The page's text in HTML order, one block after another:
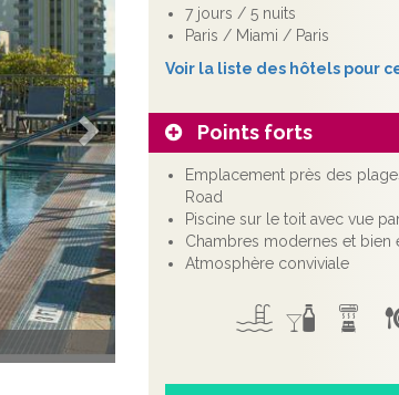
7 jours / 5 nuits
Paris / Miami / Paris
Voir la liste des hôtels pour
Points forts
Emplacement près des
Road
Piscine sur le toit avec vue
Chambres modernes et bien
Atmosphère conviviale
Suivant